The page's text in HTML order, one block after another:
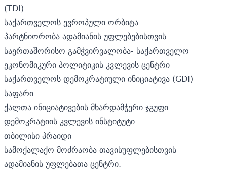
(TDI)
საქართველოს ევროპული ორბიტა
პარტნიორობა ადამიანის უფლებებისთვის
საერთაშორისო გამჭვირვალობა- საქართველო
ეკონომიკური პოლიტიკის კვლევის ცენტრი
საქართველოს დემოკრატიული ინიციატივა (GDI)
საფარი
ქალთა ინიციატივების მხარდამჭერი ჯგუფი
დემოკრატიის კვლევის ინსტიტუტი
თბილისი პრაიდი
სამოქალაქო მოძრაობა თავისუფლებისთვის
ადამიანის უფლებათა ცენტრი.